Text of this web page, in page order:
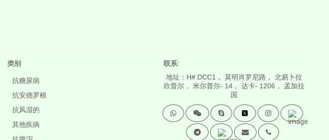
类别
抗糖尿病
抗安德罗根
抗风湿的
其他疾病
联系:
地址：H# DCC1， 莫明肖罗尼路， 北易卜拉
欣普尔， 米尔普尔- 14， 达卡- 1206， 孟加拉
国